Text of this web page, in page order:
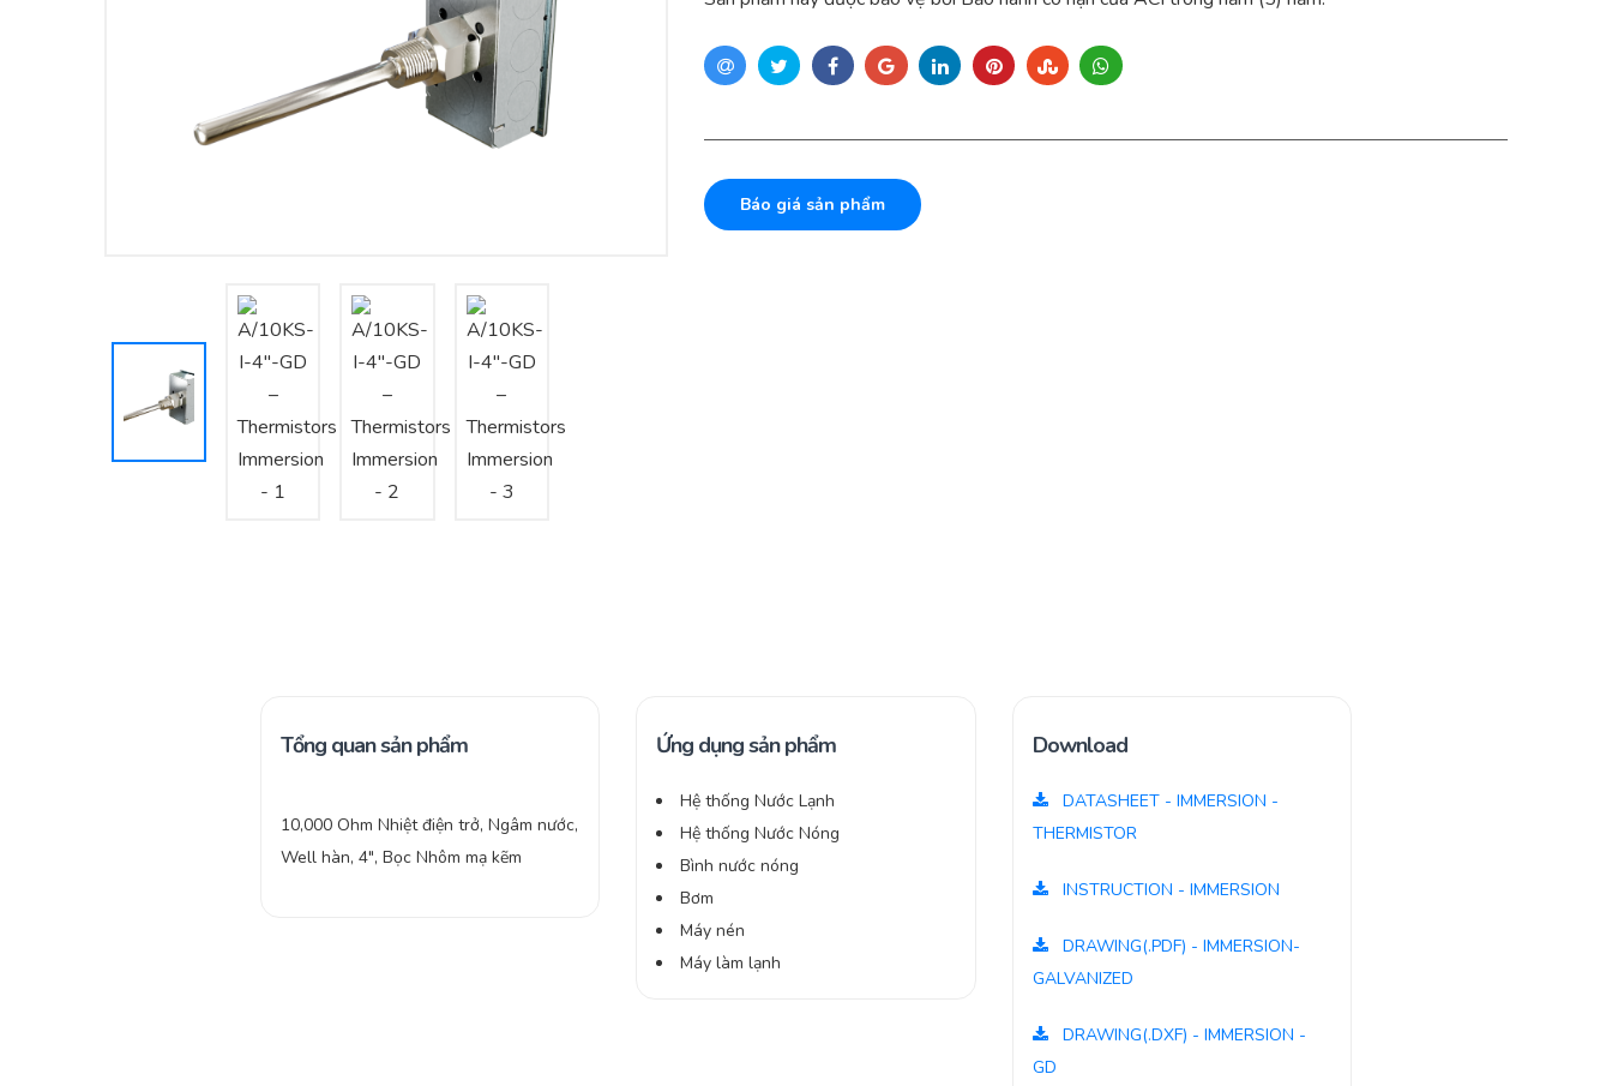
Báo giá sản phẩm
Tổng quan sản phẩm
10,000 Ohm Nhiệt điện trở, Ngâm nước,
Well hàn, 4″, Bọc Nhôm mạ kẽm
Ứng dụng sản phẩm
Hệ thống Nước Lạnh
Hệ thống Nước Nóng
Bình nước nóng
Bơm
Máy nén
Máy làm lạnh
Download
DATASHEET - IMMERSION -
THERMISTOR
INSTRUCTION - IMMERSION
DRAWING(.PDF) - IMMERSION-
GALVANIZED
DRAWING(.DXF) - IMMERSION -
GD